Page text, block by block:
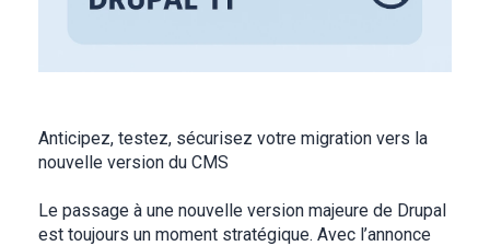
Anticipez, testez, sécurisez votre migration vers la
nouvelle version du CMS
Le passage à une nouvelle version majeure de Drupal
est toujours un moment stratégique. Avec l’annonce